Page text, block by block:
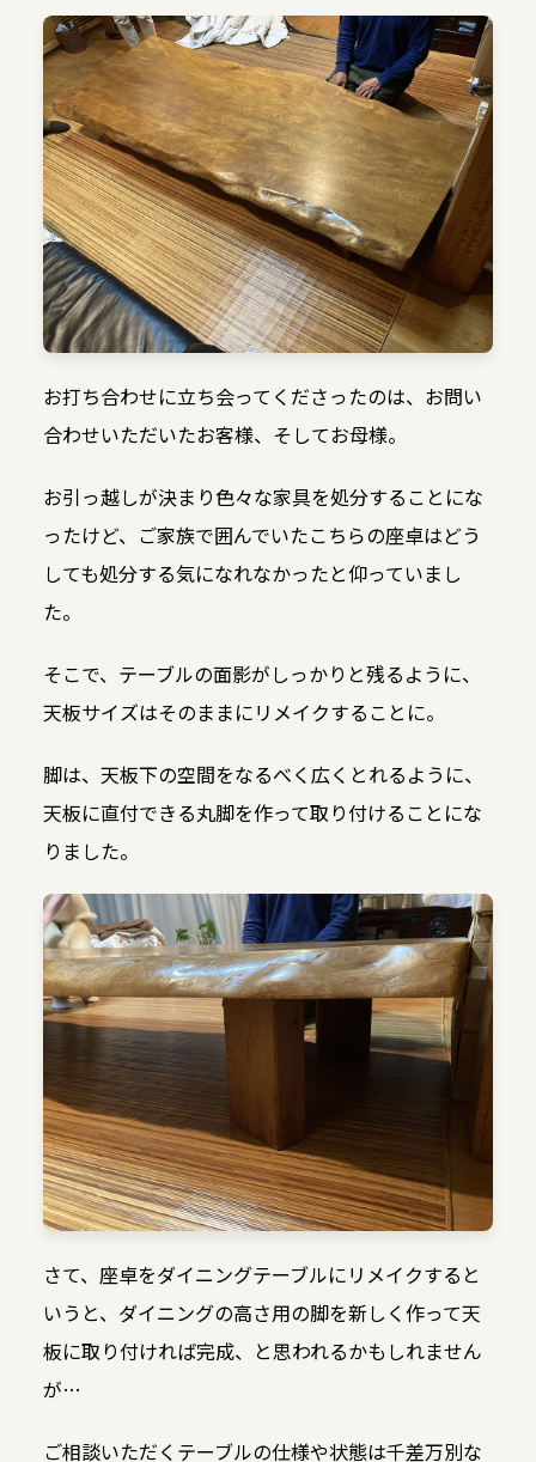
お打ち合わせに立ち会ってくださったのは、お問い
合わせいただいたお客様、そしてお母様。
お引っ越しが決まり色々な家具を処分することにな
ったけど、ご家族で囲んでいたこちらの座卓はどう
しても処分する気になれなかったと仰っていまし
た。
そこで、テーブルの面影がしっかりと残るように、
天板サイズはそのままにリメイクすることに。
脚は、天板下の空間をなるべく広くとれるように、
天板に直付できる丸脚を作って取り付けることにな
りました。
さて、座卓をダイニングテーブルにリメイクすると
いうと、ダイニングの高さ用の脚を新しく作って天
板に取り付ければ完成、と思われるかもしれません
が…
ご相談いただくテーブルの仕様や状態は千差万別な